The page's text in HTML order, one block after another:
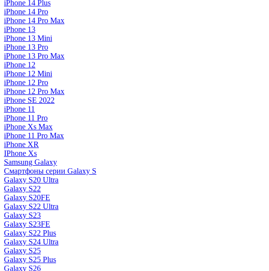
iPhone 14 Plus
iPhone 14 Pro
iPhone 14 Pro Max
iPhone 13
iPhone 13 Mini
iPhone 13 Pro
iPhone 13 Pro Max
iPhone 12
iPhone 12 Mini
iPhone 12 Pro
iPhone 12 Pro Max
iPhone SE 2022
iPhone 11
iPhone 11 Pro
iPhone Xs Max
iPhone 11 Pro Max
iPhone XR
IPhone Xs
Samsung Galaxy
Смартфоны серии Galaxy S
Galaxy S20 Ultra
Galaxy S22
Galaxy S20FE
Galaxy S22 Ultra
Galaxy S23
Galaxy S23FE
Galaxy S22 Plus
Galaxy S24 Ultra
Galaxy S25
Galaxy S25 Plus
Galaxy S26